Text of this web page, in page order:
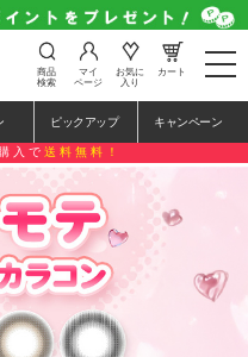
t
o
e
n
t
i
商品
検索
マイ
ページ
お気に
入り
カート
ピックアップ キャンペーン
入で 送料無料！